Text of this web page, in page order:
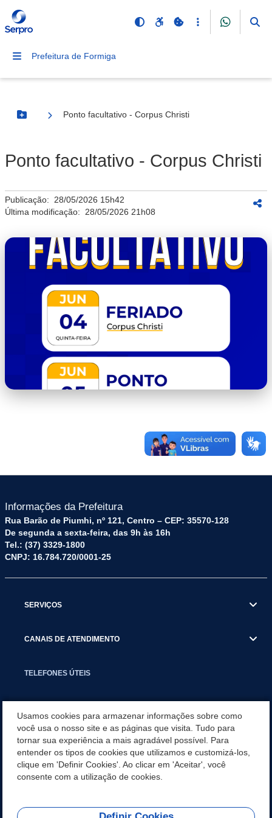
Prefeitura de Formiga
Botão Menu
Ponto facultativo - Corpus Christi
Ponto facultativo - Corpus Christi
Publicação: 28/05/2026 15h42
Última modificação: 28/05/2026 21h08
Informações da Prefeitura
Rua Barão de Piumhi, nº 121, Centro – CEP: 35570-128
De segunda a sexta-feira, das 9h às 16h
Tel.: (37) 3329-1800
CNPJ: 16.784.720/0001-25
SERVIÇOS
CANAIS DE ATENDIMENTO
TELEFONES ÚTEIS
NOTÍCIAS
APLICATIVO
Usamos cookies para armazenar informações sobre como
você usa o nosso site e as páginas que visita. Tudo para
tornar sua experiência a mais agradável possível. Para
entender os tipos de cookies que utilizamos e customizá-los,
clique em 'Definir Cookies'. Ao clicar em 'Aceitar', você
consente com a utilização de cookies.